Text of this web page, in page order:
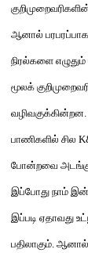
ஆனால் பரபரப்பாக
நிரல்களை
மூலக்
வழிவகுக்கின்றன.
பாணிகளில் சில
போன்றவை
இப்போது நாம்
இப்படி ஏதாவது
பதிலாகும். ஆனால்